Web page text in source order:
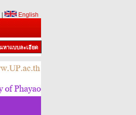
English
หาแบบละเอียด